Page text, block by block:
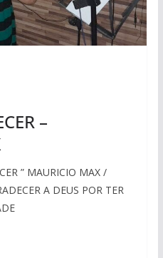
–
” MAURICIO MAX /
A DEUS POR TER